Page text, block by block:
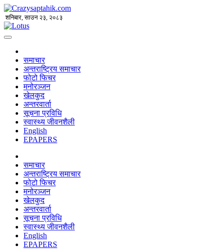
शनिबार, साउन २३, २०८३
समाचार
अन्तराष्ट्रिय समाचार
फोटो फिचर
मनोरञ्जन
खेलकुद
अन्तरवार्ता
सूचना प्रविधि
स्वास्थ्य जीवनशैली
English
EPAPERS
समाचार
अन्तराष्ट्रिय समाचार
फोटो फिचर
मनोरञ्जन
खेलकुद
अन्तरवार्ता
सूचना प्रविधि
स्वास्थ्य जीवनशैली
English
EPAPERS